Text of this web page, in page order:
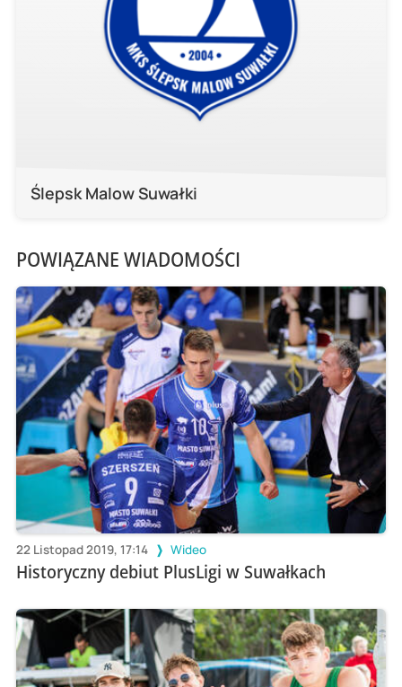
Ślepsk Malow Suwałki
POWIĄZANE WIADOMOŚCI
22 Listopad 2019, 17:14 Wideo
Historyczny debiut PlusLigi w Suwałkach